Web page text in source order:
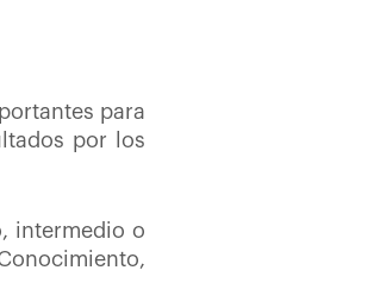
para
por los
intermedio o